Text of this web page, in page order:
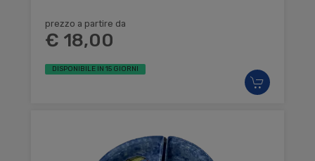
prezzo a partire da
€ 18,00
DISPONIBILE IN 15 GIORNI